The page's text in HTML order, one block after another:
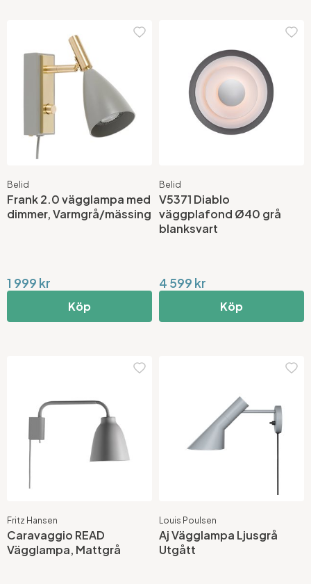
Belid
Frank 2.0 vägglampa med
dimmer, Varmgrå/mässing
1 999 kr
Köp
Belid
V5371 Diablo
väggplafond Ø40 grå
blanksvart
4 599 kr
Köp
Fritz Hansen
Caravaggio READ
Vägglampa, Mattgrå
Louis Poulsen
Aj Vägglampa Ljusgrå
Utgått